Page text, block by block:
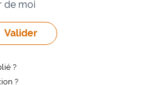
de moi
?
?